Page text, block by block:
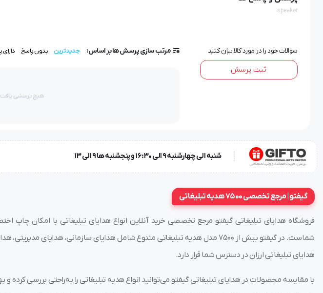
تبلیغاتی،هدایای تبلیغاتی دیجیتالمی باشد که با پیشرفت تکنولوژی مورد توجه و استقبال عموم
است.
مشخصات فنی اسپیکر بلوتوث TS 23008
نوع : وایرلس
نسخه بلوتوث : V 5.1
پشتیبانی فاصله : 10 متر
speaker
سوالات خود را در مورد کالا بیان کنید
ثبت پرسش
مرتب سازی پرسش ها بر اساس: جدیدترین بدون پاسخ دارای
هیچ پرسشی
شنبه الی چهارشنبه 9 الی 16:30 و پنجشنبه ها 9 الی 13
گیفتو | مرجع تخصصی 7500 هدیه تبلیغاتی
فروشگاه هدایای تبلیغاتی گیفتو مرجع تخصصی خرید آنلاین انواع هدایای تبلیغاتی با امکان چاپ
شماست. در گیفتو بیش از ۷۵۰۰ مدل هدیه تبلیغاتی متنوع شامل هدایای سازمانی، هدایای
هدایای تبلیغاتی ارزان در دسترس شما قرار دارد.
با مقایسه محصولات در هدایای تبلیغاتی گیفتو می‌توانید انواع هدیه تبلیغاتی را به‌راحتی بررسی کرده و